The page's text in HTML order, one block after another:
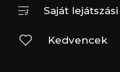
Saját
Kedvencek